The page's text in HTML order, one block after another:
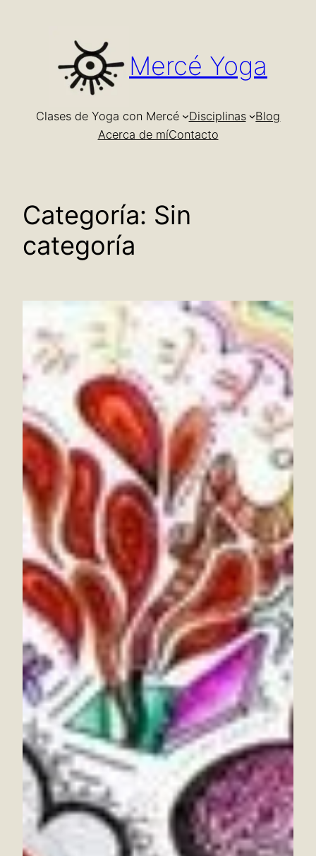
Mercé Yoga
Clases de Yoga con Mercé Disciplinas
Blog
Acerca de míContacto
Categoría: Sin
categoría